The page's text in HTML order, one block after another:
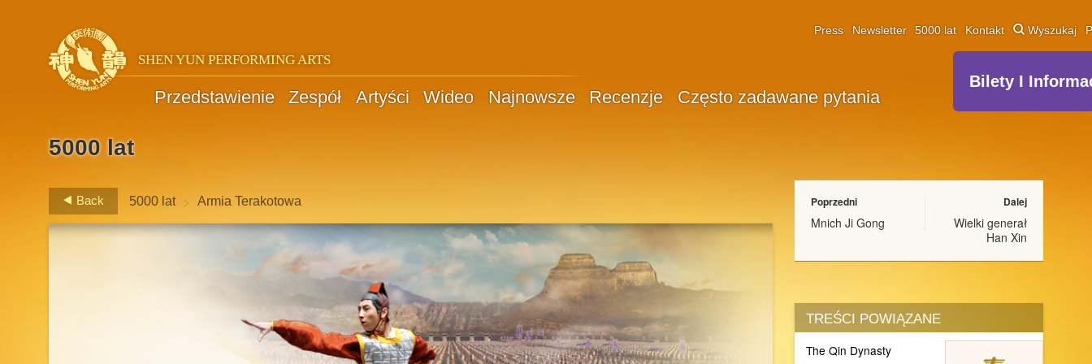
SHEN YUN PERFORMING ARTS
Przedstawienie Zespół Artyści Wideo Najnowsze Recenzje Często zadawane pytania
Press Newsletter 5000 lat Kontakt Wyszukaj
Bilety I
5000 lat
Back 5000 lat > Armia Terakotowa Poprzedni
Mnich Ji Gong
Dalej
Wielki generał
Han Xin
TREŚCI POWIĄZANE
The Qin Dynasty